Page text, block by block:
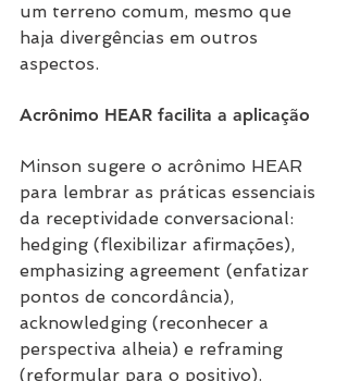
um terreno comum, mesmo que
haja divergências em outros
aspectos.
Acrônimo HEAR facilita a aplicação
Minson sugere o acrônimo HEAR
para lembrar as práticas essenciais
da receptividade conversacional:
hedging (flexibilizar afirmações),
emphasizing agreement (enfatizar
pontos de concordância),
acknowledging (reconhecer a
perspectiva alheia) e reframing
(reformular para o positivo).